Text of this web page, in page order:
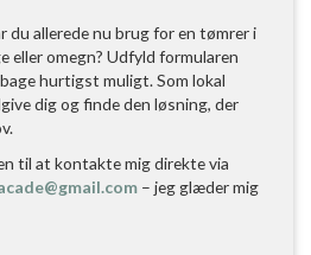
du allerede nu brug for en tømrer i
eller omegn? Udfyld formularen
hurtigst muligt. Som lokal
dig og finde den løsning, der
til at kontakte mig direkte via
– jeg glæder mig